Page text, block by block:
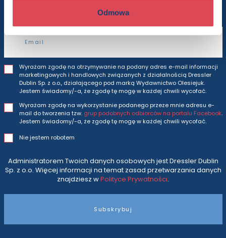
Odmowa
Wyrażam zgodę na otrzymywanie na podany adres e-mail informacji
marketingowych i handlowych związanych z działalnością Dressler
Dublin Sp. z o.o., działającego pod marką Wydawnictwo Olesiejuk.
Jestem świadomy/-a, że zgodę tę mogę w każdej chwili wycofać.
Wyrażam zgodę na wykorzystanie podanego przeze mnie adresu e-
mail do tworzenia tzw. grup podobnych odbiorców na portalu Facebook.
Jestem świadomy/-a, że zgodę tę mogę w każdej chwili wycofać.
Nie jestem robotem
Administratorem Twoich danych osobowych jest Dressler Dublin
Sp. z o.o. Więcej informacji na temat zasad przetwarzania danych
znajdziesz wPolityce Prywatności.
Subskrybuj